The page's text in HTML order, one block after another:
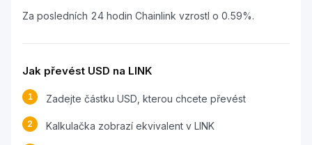
Za posledních 24 hodin Chainlink vzrostl o 0.59%.
Jak převést USD na LINK
1 Zadejte částku USD, kterou chcete převést
2 Kalkulačka zobrazí ekvivalent v LINK